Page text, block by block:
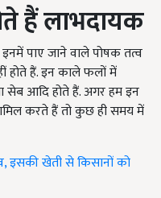
हैं लाभदायक
पाए जाने वाले पोषक तत्व
होते हैं. इन काले फलों में
सेब आदि होते हैं. अगर हम इन
करते हैं तो कुछ ही समय में
इसकी खेती से किसानों को